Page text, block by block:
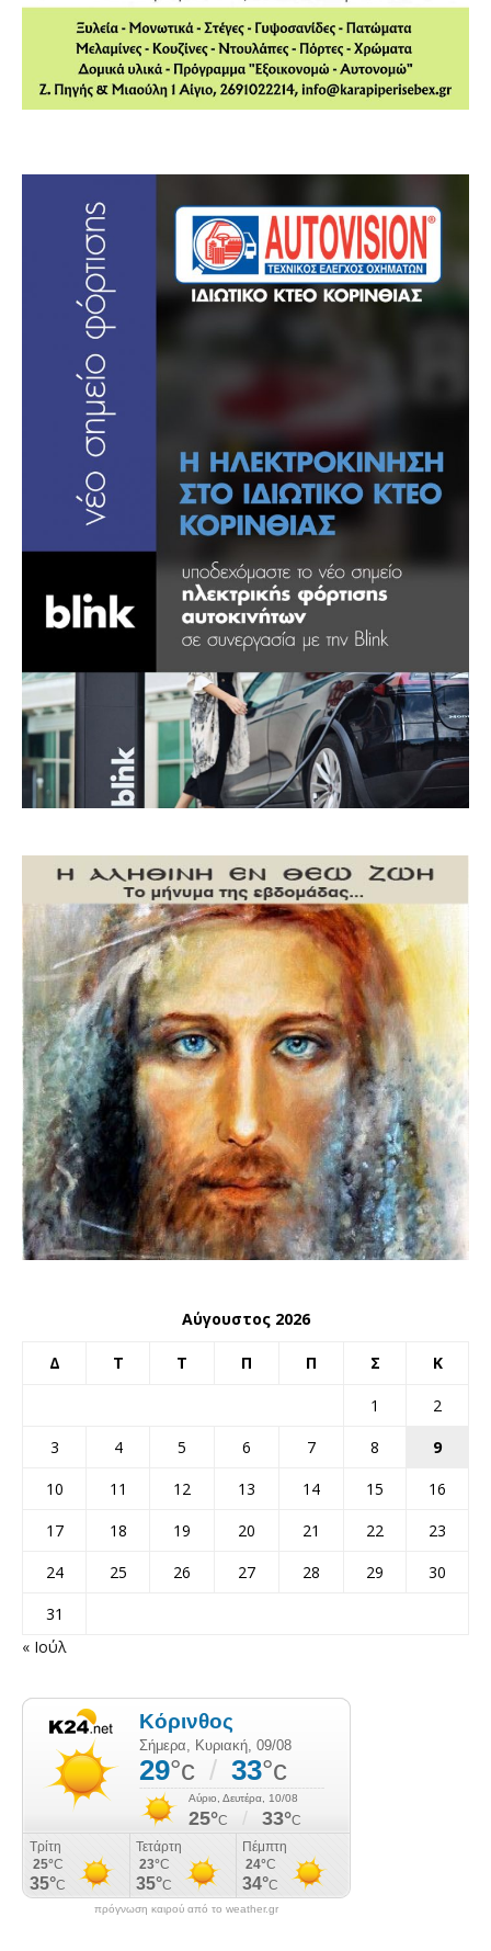
Αύγουστος 2026
Δ Τ Τ Π Π Σ Κ
1
2
3
4 5 6 7 8
9
10
11 12 13 14 15
16
17
18 19 20 21 22
23
24
25 26 27 28 29
30
31
« Ιούλ
πρόγνωση καιρού από το weather.gr